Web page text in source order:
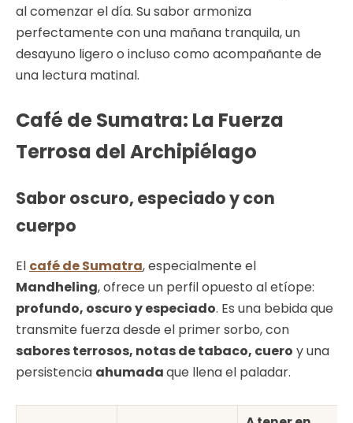
al comenzar el día. Su sabor armoniza
perfectamente con una mañana tranquila, un
desayuno ligero o incluso como acompañante de
una lectura matinal.
Café de Sumatra: La Fuerza
Terrosa del Archipiélago
Sabor oscuro, especiado y con
cuerpo
El café de Sumatra, especialmente el
Mandheling, ofrece un perfil opuesto al etíope:
profundo, oscuro y especiado. Es una bebida que
transmite fuerza desde el primer sorbo, con
sabores terrosos, notas de tabaco, cuero y una
persistencia ahumadaque llena el paladar.